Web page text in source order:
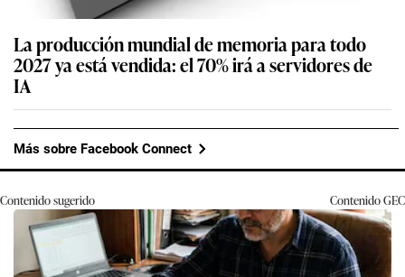
La producción mundial de memoria para todo
2027 ya está vendida: el 70% irá a servidores de
IA
Más sobre Facebook Connect
Contenido sugerido ContenidoGEC